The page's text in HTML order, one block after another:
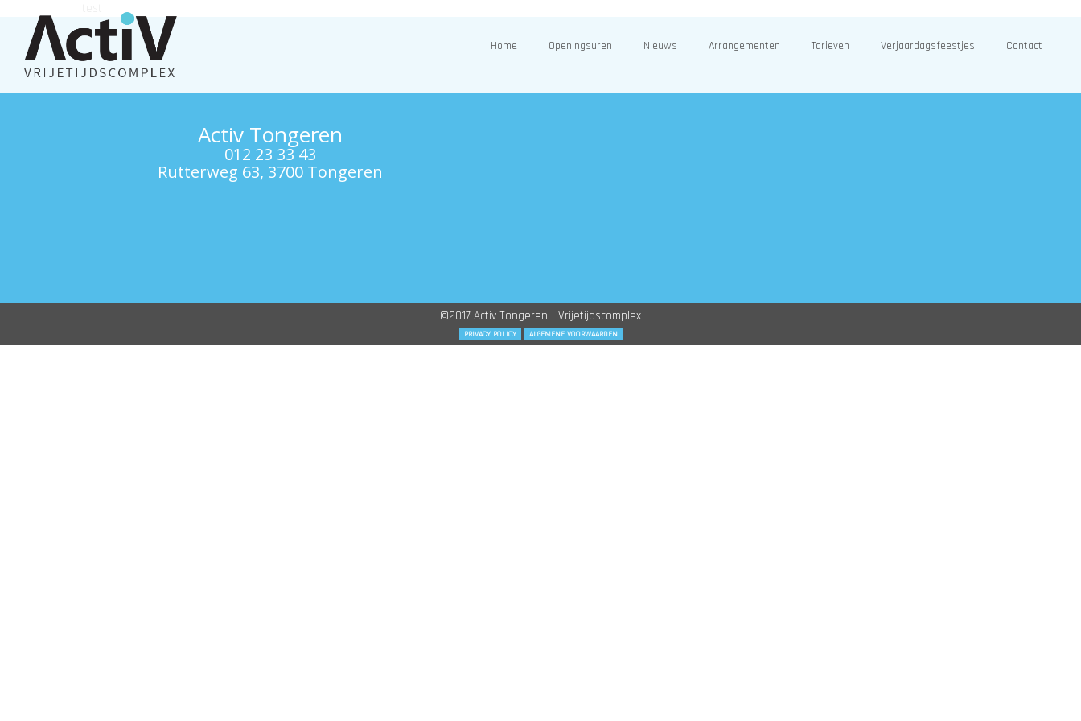
Home Openingsuren Nieuws Arrangementen Tarieven Verjaardagsfeestjes Contact
Activ Tongeren
012 23 33 43
Rutterweg 63, 3700 Tongeren
©2017 Activ Tongeren - Vrijetijdscomplex
PRIVACY POLICY ALGEMENE VOORWAARDEN